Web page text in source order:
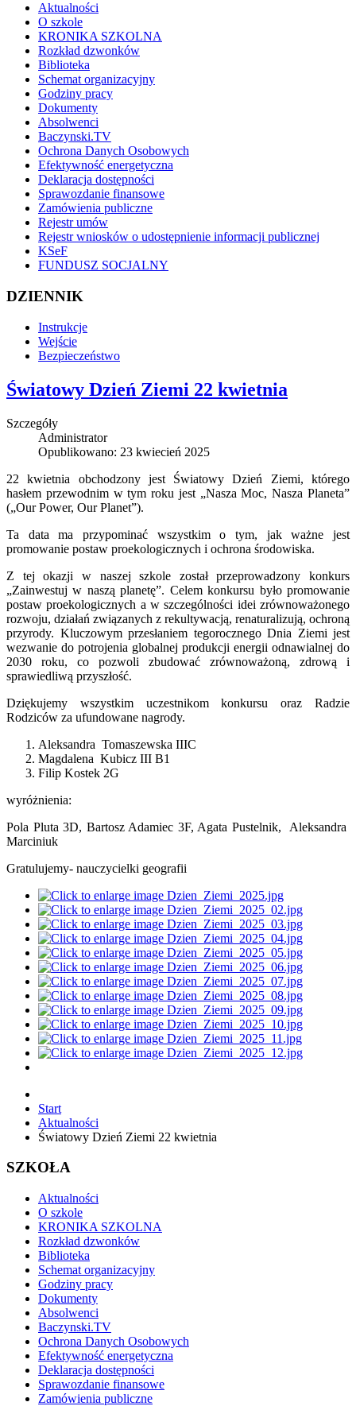
Aktualności
O szkole
KRONIKA SZKOLNA
Rozkład dzwonków
Biblioteka
Schemat organizacyjny
Godziny pracy
Dokumenty
Absolwenci
Baczynski.TV
Ochrona Danych Osobowych
Efektywność energetyczna
Deklaracja dostępności
Sprawozdanie finansowe
Zamówienia publiczne
Rejestr umów
Rejestr wniosków o udostępnienie informacji publicznej
KSeF
FUNDUSZ SOCJALNY
DZIENNIK
Instrukcje
Wejście
Bezpieczeństwo
Światowy Dzień Ziemi 22 kwietnia
Szczegóły
Administrator
Opublikowano: 23 kwiecień 2025
22 kwietnia obchodzony jest Światowy Dzień Ziemi, którego
hasłem przewodnim w tym roku jest „Nasza Moc, Nasza Planeta”
(„Our Power, Our Planet”).
Ta data ma przypominać wszystkim o tym, jak ważne jest
promowanie postaw proekologicznych i ochrona środowiska.
Z tej okazji w naszej szkole został przeprowadzony konkurs
„Zainwestuj w naszą planetę”. Celem konkursu było promowanie
postaw proekologicznych a w szczególności idei zrównoważonego
rozwoju, działań związanych z rekultywacją, renaturalizują, ochroną
przyrody. Kluczowym przesłaniem tegorocznego Dnia Ziemi jest
wezwanie do potrojenia globalnej produkcji energii odnawialnej do
2030 roku, co pozwoli zbudować zrównoważoną, zdrową i
sprawiedliwą przyszłość.
Dziękujemy wszystkim uczestnikom konkursu oraz Radzie
Rodziców za ufundowane nagrody.
Aleksandra Tomaszewska IIIC
Magdalena Kubicz III B1
Filip Kostek 2G
wyróżnienia:
Pola Pluta 3D, Bartosz Adamiec 3F, Agata Pustelnik, Aleksandra
Marciniuk
Gratulujemy- nauczycielki geografii
Start
Aktualności
Światowy Dzień Ziemi 22 kwietnia
SZKOŁA
Aktualności
O szkole
KRONIKA SZKOLNA
Rozkład dzwonków
Biblioteka
Schemat organizacyjny
Godziny pracy
Dokumenty
Absolwenci
Baczynski.TV
Ochrona Danych Osobowych
Efektywność energetyczna
Deklaracja dostępności
Sprawozdanie finansowe
Zamówienia publiczne